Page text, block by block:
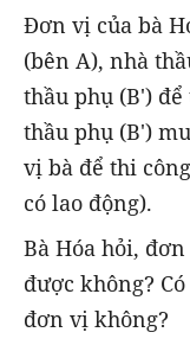
Đơn vị của bà
(bên A), nhà
thầu phụ (B')
thầu phụ (B')
vị bà để thi
có lao động).
Bà Hóa hỏi,
được không?
đơn vị không?